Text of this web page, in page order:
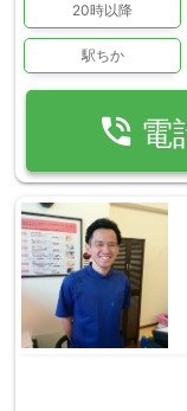
20時以降
駅ちか
phone_in_talk 電